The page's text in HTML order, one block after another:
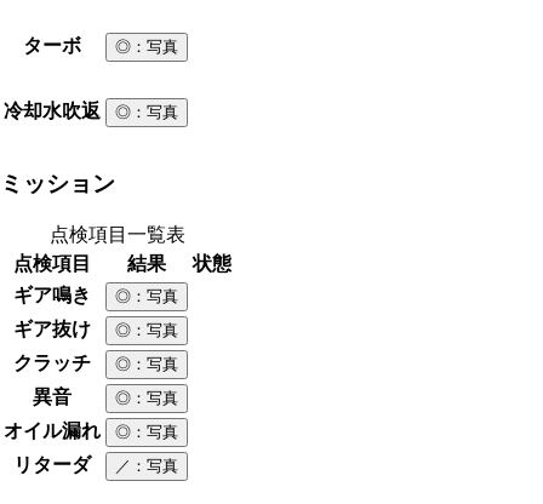
ターボ ◎ ：写真
冷却水吹返 ◎ ：写真
ミッション
点検項目一覧表
点検項目
結果
状態
ギア鳴き
◎ ：写真
ギア抜け ◎ ：写真
クラッチ ◎ ：写真
異音 ◎ ：写真
オイル漏れ ◎ ：写真
リターダ ／ ：写真